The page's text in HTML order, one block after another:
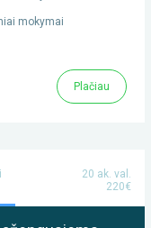
mokymai
Plačiau
20 ak. val.
220€